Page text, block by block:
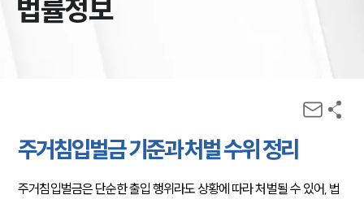
법률정보
주거침입벌금 기준과 처벌 수위 정리
주거침입벌금은 단순한 출입 행위라도 상황에 따라 처벌될 수 있어, 법